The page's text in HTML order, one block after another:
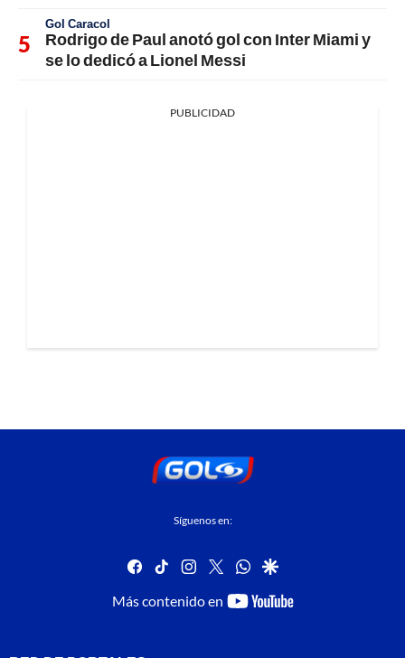
Gol Caracol
Rodrigo de Paul anotó gol con Inter Miami y
se lo dedicó a Lionel Messi
PUBLICIDAD
Síguenos en:
facebook
tiktok instagram
twitterwhatsapp
google
Más contenido en
youtube-